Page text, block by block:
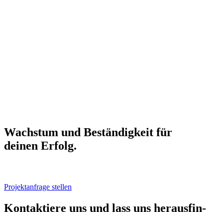
Wachs­tum und Bestän­dig­keit für
dei­nen Erfolg.
Projektanfrage stellen
Kon­tak­tie­re uns und lass uns her­aus­fin­